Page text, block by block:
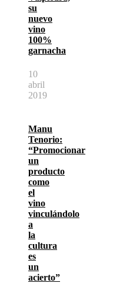
su
nuevo
vino
100%
garnacha
10
abril
2019
Manu
Tenorio:
“Promocionar
un
producto
como
el
vino
vinculándolo
a
la
cultura
es
un
acierto”